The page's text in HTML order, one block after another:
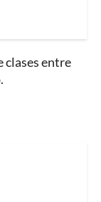
clases entre